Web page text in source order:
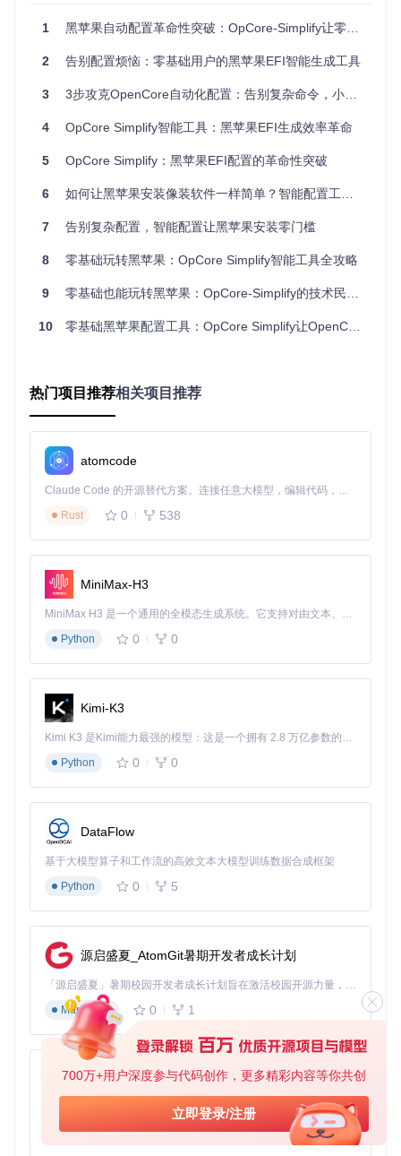
700万+用户深度参与代码创作，更多精彩内容等你共创
立即登录/注册
硬件扫描，支持1000+主板型号和2000+硬件组合的兼容性验
匹配最佳配置方案。
状态
全自动Kext管理引擎
硬件配置和目标macOS版本，自动筛选、下载和配置最优Kex
性。
ACPI智能补丁系统
分析DSDT表，自动生成个性化补丁，无需手动编辑复杂的AC
PI代码。
可视化配置中心
提供直观的图形界面，将复杂的OpenCore参数转化为可交互
选项。用户可通过
模块轻松调整SMBIOS信息、启动参数和驱动加载顺序，所
有修改实时生效。
可视化配置中心，让复杂参数调整变得简单直观
一键EFI生成功能
完成配置后，工具自动处理所有技术细节：从下载最新OpenC
无需用户干预，真正实现"点击即完成"。
5分钟上手流程
获取项目文件
git clone
启动配置工具
Windows系统：双击运行
macOS系统：终端执行chmod +x OpCore-Simplif
Linux系统：终端执行
y
硬件信息采集
工具自动扫描硬件配置，生成详细报告。建议使用内置硬
件检测功能，确保识别准确性。
硬件报告选择界面，支持导入或生成新报告
配置参数确认
系统推荐默认配置，高级用户可在配置页面调整参数。重
点关注：
显卡驱动选项（根据GPU型号选择）
1 黑苹果自动配置革命性突破：OpCore-Simplify让零基础用户也能玩转OpenCore
2 告别配置烦恼：零基础用户的黑苹果EFI智能生成工具
3 3步攻克OpenCore自动化配置：告别复杂命令，小白也能玩转黑苹果
4 OpCore Simplify智能工具：黑苹果EFI生成效率革命
5 OpCore Simplify：黑苹果EFI配置的革命性突破
6 如何让黑苹果安装像装软件一样简单？智能配置工具OpCore Simplify的零基础指南
7 告别复杂配置，智能配置让黑苹果安装零门槛
8 零基础玩转黑苹果：OpCore Simplify智能工具全攻略
9 零基础也能玩转黑苹果：OpCore-Simplify的技术民主化革命
10 零基础黑苹果配置工具：OpCore Simplify让OpenCore安装像搭积木一样简单
热门项目推荐相关项目推荐
atomcode
Claude Code 的开源替代方案。连接任意大模型，编辑代码，运行命令，自动验证 — 全自动执行。用 Rust 构建，极致性能。 ｜ An open-source alternative to Claude Code. Connect any LLM, edit code, run commands, and verify changes — autonomously. Built in Rust for speed. Get Started
Rust
0 538
MiniMax-H3
MiniMax H3 是一个通用的全模态生成系统。它支持对由文本、图像、视频和音频组成的多模态上下文进行统一理解，并能生成分辨率高达 2K、时长可达 15 秒的带原生立体声音频的视频。得益于面向任务泛化的系统设计，H3 在预训练阶段就已具备广泛的多模态上下文理解与生成能力，能够出色地执行复杂的多模态指令。
Python
0 0
Kimi-K3
Kimi K3 是Kimi能力最强的模型：这是一个拥有 2.8 万亿参数的混合专家（MoE）模型，具备原生视觉理解能力，并支持 100 万 token 的上下文窗口。
Python
0 0
DataFlow
基于大模型算子和工作流的高效文本大模型训练数据合成框架
Python
0 5
源启盛夏_AtomGit暑期开发者成长计划
「源启盛夏」暑期校园开发者成长计划旨在激活校园开源力量，通过积分激励、认证扶持、资源倾斜等形式，引导高校组织和开发者完成「入驻 — 建项目 — 做贡献 — 获认证 — 得资源」的完整闭环。无论你是想带领社团入驻平台的组织者，还是希望用代码贡献证明自己的开发者，都能在这里找到属于你的成长路径。
Markdown
0 1
py-xiaozhi
基于Python的Xiaozhi AI，适用于想要完整Xiaozhi体验而无需拥有专用硬件的用户。
Python
0 1